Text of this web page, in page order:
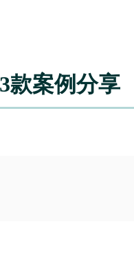
款案例分享